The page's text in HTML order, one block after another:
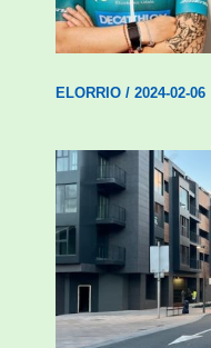
Academia
ELORRIO/ 2024-02-06
Udal